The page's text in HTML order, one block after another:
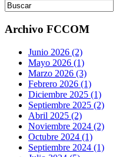
Archivo FCCOM
Junio 2026 (2)
Mayo 2026 (1)
Marzo 2026 (3)
Febrero 2026 (1)
Diciembre 2025 (1)
Septiembre 2025 (2)
Abril 2025 (2)
Noviembre 2024 (2)
Octubre 2024 (1)
Septiembre 2024 (1)